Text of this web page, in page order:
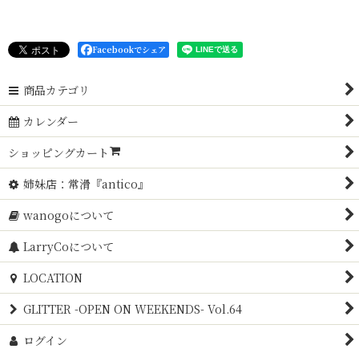
Facebookでシェア
商品カテゴリ
カレンダー
ショッピングカート
姉妹店：常滑『antico』
wanogoについて
LarryCoについて
LOCATION
GLITTER -OPEN ON WEEKENDS- Vol.64
ログイン